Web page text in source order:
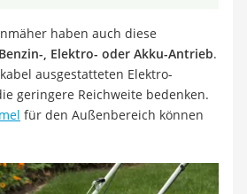
haben auch diese
, Elektro- oder Akku-Antrieb.
ausgestatteten Elektro-
geringere Reichweite bedenken.
für den Außenbereich können